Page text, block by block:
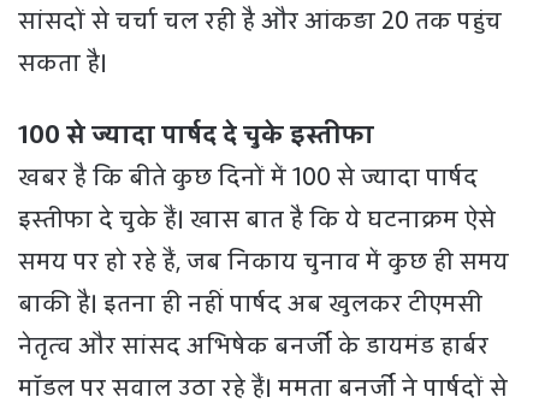
सांसदों से चर्चा चल रही है और आंकड़ा 20 तक पहुंच
सकता है।
100 से ज्यादा पार्षद दे चुके इस्तीफा
खबर है कि बीते कुछ दिनों में 100 से ज्यादा पार्षद
इस्तीफा दे चुके हैं। खास बात है कि ये घटनाक्रम ऐसे
समय पर हो रहे हैं, जब निकाय चुनाव में कुछ ही समय
बाकी है। इतना ही नहीं पार्षद अब खुलकर टीएमसी
नेतृत्व और सांसद अभिषेक बनर्जी के डायमंड हार्बर
मॉडल पर सवाल उठा रहे हैं। ममता बनर्जी ने पार्षदों से